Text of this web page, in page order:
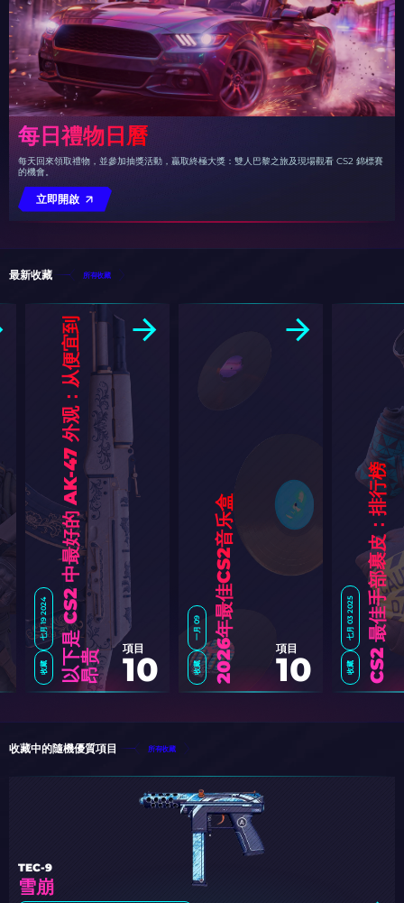
每日禮物日曆
每天回來領取禮物，並參加抽獎活動，贏取終極大獎：雙人巴黎之旅及現場觀看 CS2 錦標賽
的機會。
立即開啟
最新收藏 所有收藏
七月 03 2025
收藏 CS2 最佳手部裹皮：排行榜
一月 09
收藏 2
0
2
6
年
最
佳
C
S
2
音
乐
盒
項目
10
七月 19 2024
收藏 以下
是
C
S
2
中
最
好
的
A
K
-
4
7
外
观
：
从
便
宜
到
昂贵 項目
10
收藏中的隨機優質項目 所有收藏
雪崩
TEC-9